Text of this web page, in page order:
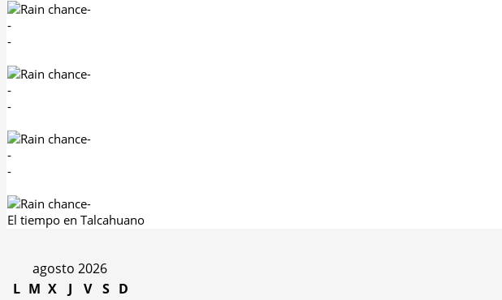
-
-
-
-
-
-
-
-
-
-
El tiempo en Talcahuano
agosto 2026
L M X J V S D